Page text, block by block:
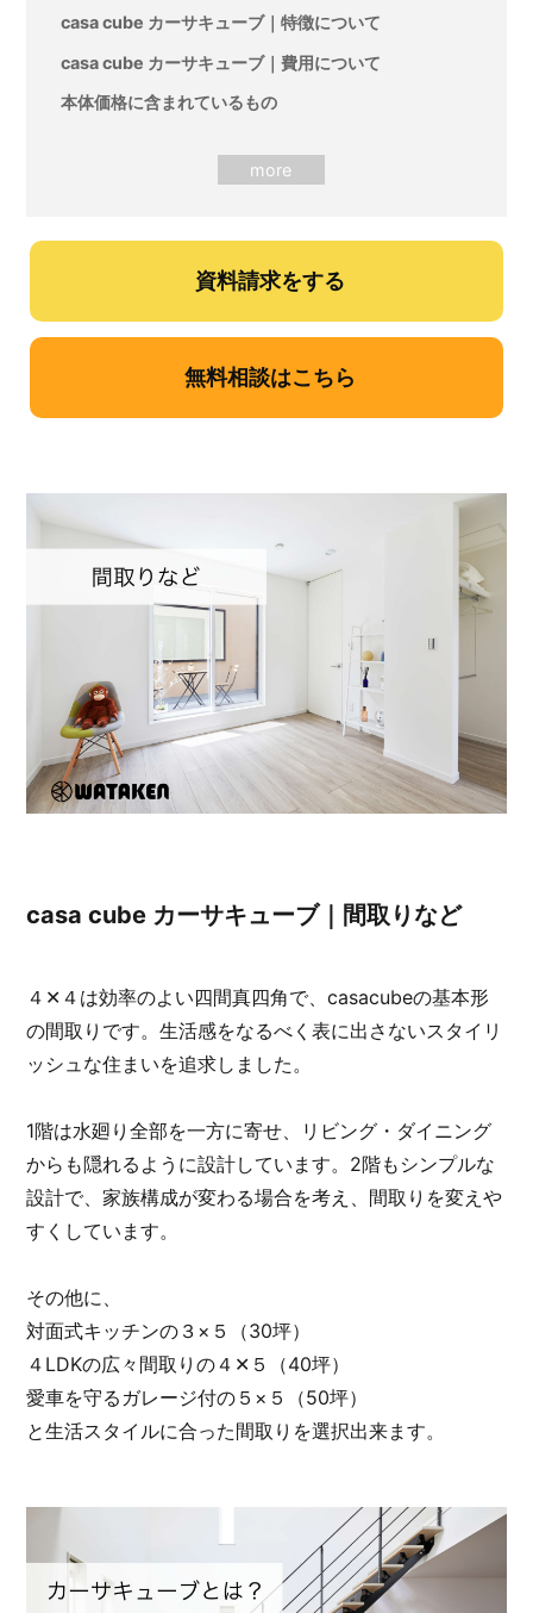
casa cube カーサキューブ｜特徴について
casa cube カーサキューブ｜費用について
本体価格に含まれているもの
⌘ キッチン背面収納 ⌘
⌘ トイレ ⌘
⌘ ペアガラス ⌘
本体工事以外に必要なもの
casa cube カーサキューブ｜ビジュアル
casa cube カーサキューブ｜スペック
casa cube カーサキューブ｜各種保証
資料請求をする
無料相談はこちら
casa cube カーサキューブ｜間取りなど
４✕４は効率のよい四間真四角で、casacubeの基本形
の間取りです。生活感をなるべく表に出さないスタイリ
ッシュな住まいを追求しました。
1階は水廻り全部を一方に寄せ、リビング・ダイニング
からも隠れるように設計しています。2階もシンプルな
設計で、家族構成が変わる場合を考え、間取りを変えや
すくしています。
その他に、
対面式キッチンの３×５（30坪）
４LDKの広々間取りの４✕５（40坪）
愛車を守るガレージ付の５×５（50坪）
と生活スタイルに合った間取りを選択出来ます。